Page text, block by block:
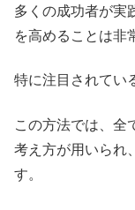
多くの成功者が実
を高めることは非
特に注目されてい
この方法では、全
考え方が用いられ
す。